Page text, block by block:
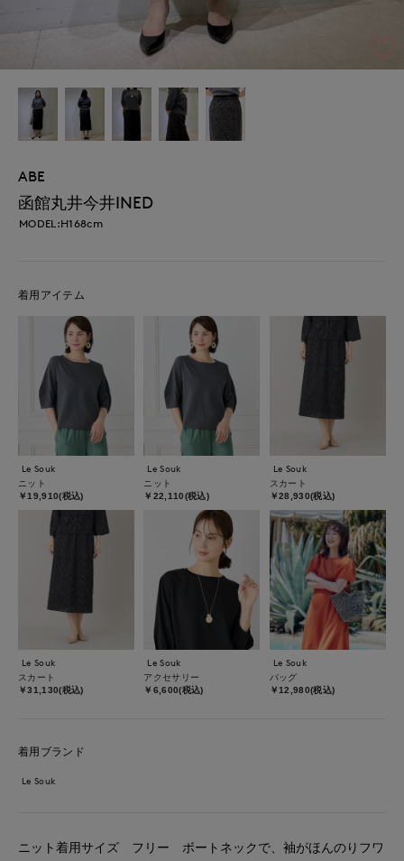
ABE
函館丸井今井INED
MODEL:H168cm
着用アイテム
Le Souk
ニット
￥19,910(税込)
Le Souk
ニット
￥22,110(税込)
Le Souk
スカート
￥28,930(税込)
Le Souk
スカート
￥31,130(税込)
Le Souk
アクセサリー
￥6,600(税込)
Le Souk
バッグ
￥12,980(税込)
着用ブランド
Le Souk
ニット着用サイズ フリー ボートネックで、袖がほんのりフワ